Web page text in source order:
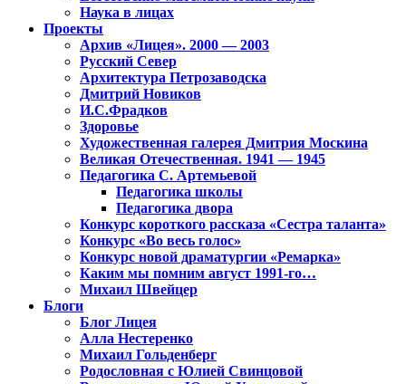
Наука в лицах
Проекты
Архив «Лицея». 2000 — 2003
Русский Север
Архитектура Петрозаводска
Дмитрий Новиков
И.С.Фрадков
Здоровье
Художественная галерея Дмитрия Москина
Великая Отечественная. 1941 — 1945
Педагогика С. Артемьевой
Педагогика школы
Педагогика двора
Конкурс короткого рассказа «Сестра таланта»
Конкурс «Во весь голос»
Конкурс новой драматургии «Ремарка»
Каким мы помним август 1991-го…
Михаил Швейцер
Блоги
Блог Лицея
Алла Нестеренко
Михаил Гольденберг
Родословная с Юлией Свинцовой